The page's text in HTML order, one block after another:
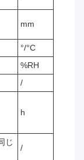
mm
°/°C
%RH
/
h
じ
/